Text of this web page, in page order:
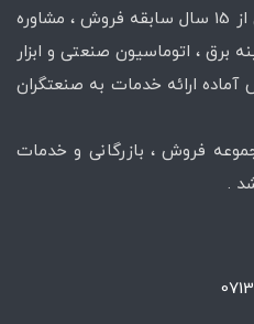
شرکت آریا الکتریک مهر با بیش از 15 سال سابقه فروش ، مشاوره
، اتوماسیون صنعتی و ابزار
ارائه خدمات به صنعتگران
فروش ، بازرگانی و خدمات
.